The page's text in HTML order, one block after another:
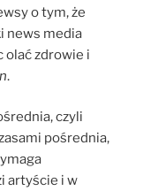
o tym, że
news media
olać zdrowie i
.
czyli
pośrednia,
artyście i w